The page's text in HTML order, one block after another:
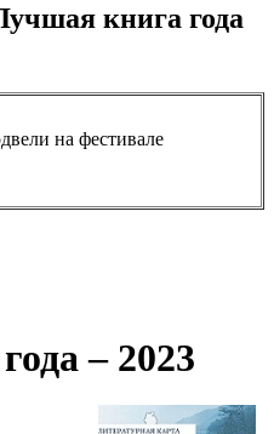
книга года
на фестивале
– 2023